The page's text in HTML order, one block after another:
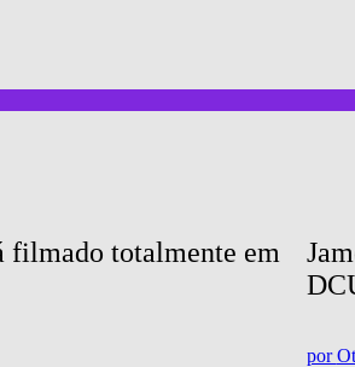
filmado totalmente em
por